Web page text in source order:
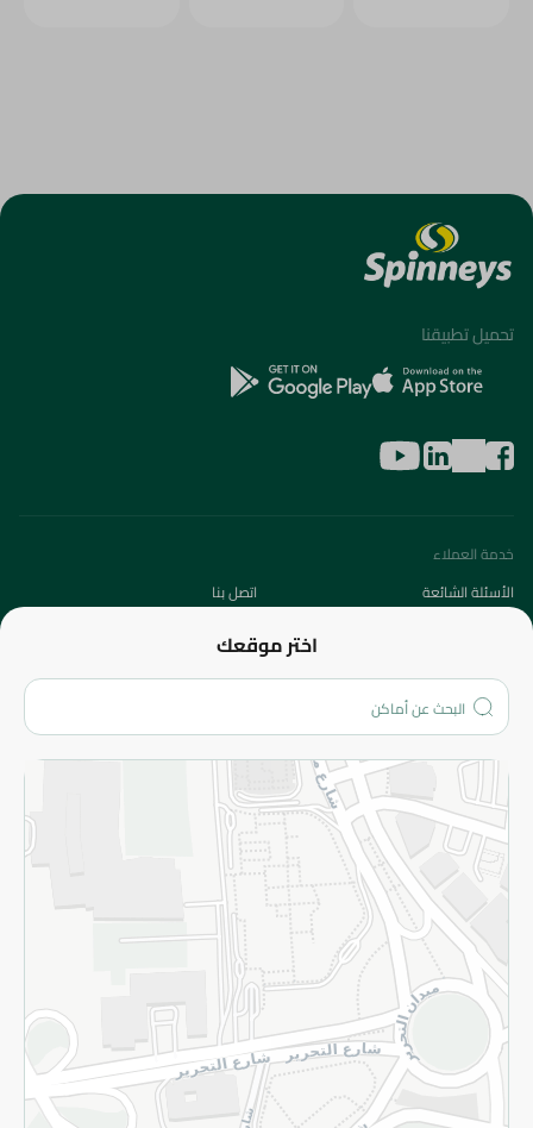
اختر موقعك
تحميل تطبيقنا
خدمة العملاء
الأسئلة الشائعة
اتصل بنا
من نحن؟
الفروع
المزيد
الاسترجاع
سياسة الاستخدام
سياسة الخصوصية
قم بالتسجيل للنشرة